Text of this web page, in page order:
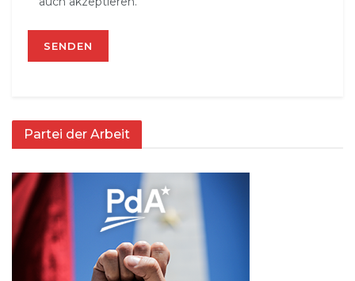
Partei der Arbeit